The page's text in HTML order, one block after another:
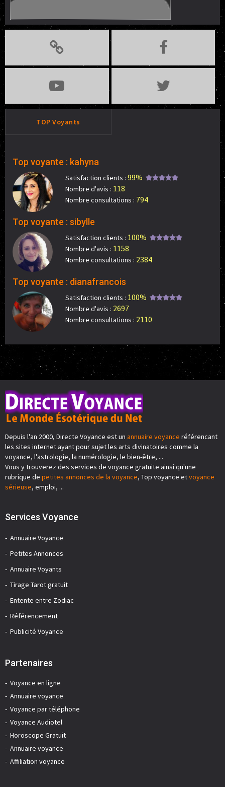
TOP Voyants
Top voyante : kahyna
Satisfaction clients : 99%
Nombre d'avis : 118
Nombre consultations : 794
Top voyante : sibylle
Satisfaction clients : 100%
Nombre d'avis : 1158
Nombre consultations : 2384
Top voyante : dianafrancois
Satisfaction clients : 100%
Nombre d'avis : 2697
Nombre consultations : 2110
Depuis l'an 2000, Directe Voyance est un annuaire voyance référencant
les sites internet ayant pour sujet les arts divinatoires comme la
voyance, l'astrologie, la numérologie, le bien-être, ...
Vous y trouverez des services de voyance gratuite ainsi qu'une
rubrique de petites annonces de la voyance, Top voyance etvoyance
sérieuse, emploi, ...
Services Voyance
Annuaire Voyance
Petites Annonces
Annuaire Voyants
Tirage Tarot gratuit
Entente entre Zodiac
Référencement
Publicité Voyance
Partenaires
Voyance en ligne
Annuaire voyance
Voyance par téléphone
Voyance Audiotel
Horoscope Gratuit
Annuaire voyance
Affiliation voyance